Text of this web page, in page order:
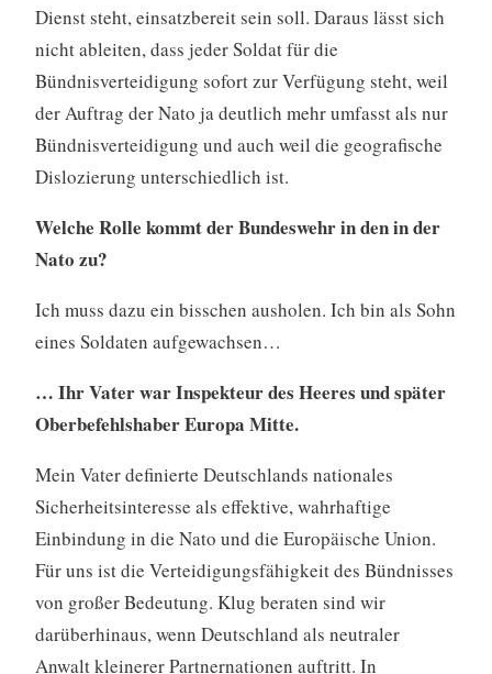
Dienst steht, einsatzbereit sein soll. Daraus lässt sich
nicht ableiten, dass jeder Soldat für die
Bündnisverteidigung sofort zur Verfügung steht, weil
der Auftrag der Nato ja deutlich mehr umfasst als nur
Bündnisverteidigung und auch weil die geografische
Dislozierung unterschiedlich ist.
Welche Rolle kommt der Bundeswehr in den in der
Nato zu?
Ich muss dazu ein bisschen ausholen. Ich bin als Sohn
eines Soldaten aufgewachsen…
… Ihr Vater war Inspekteur des Heeres und später
Oberbefehlshaber Europa Mitte.
Mein Vater definierte Deutschlands nationales
Sicherheitsinteresse als effektive, wahrhaftige
Einbindung in die Nato und die Europäische Union.
Für uns ist die Verteidigungsfähigkeit des Bündnisses
von großer Bedeutung. Klug beraten sind wir
darüberhinaus, wenn Deutschland als neutraler
Anwalt kleinerer Partnernationen auftritt. In